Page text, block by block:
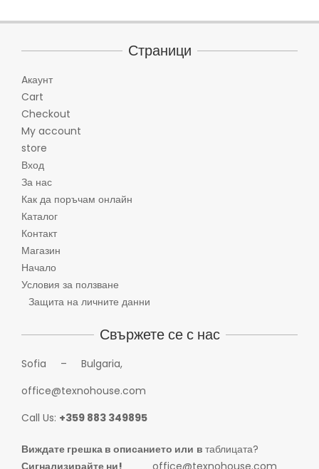
Страници
Aкаунт
Cart
Checkout
My account
store
Вход
За нас
Как да поръчам онлайн
Каталог
Контакт
Магазин
Начало
Условия за ползване
Защита на личните данни
Свържете се с нас
Sofia – Bulgaria,
office@texnohouse.com
Call Us: +359 883 349895
Виждате грешка в описанието или в таблицата?